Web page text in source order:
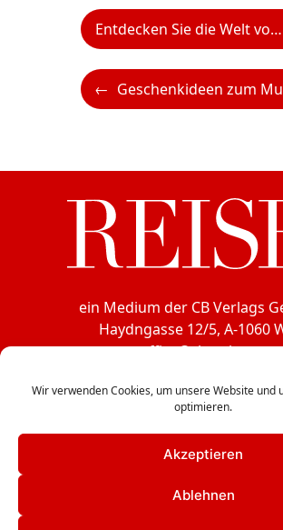
Wir verwenden Cookies, um unsere Website und
optimieren.
Akzeptieren
Ablehnen
Entdecken Sie die Welt vom Wasser aus: Ihr unvergessliches Hausbootabenteuer mit Le Boat!
Geschenkideen zum
ein Medium der CB Verlags
Haydngasse 12/5, A-1060
office@cbverlag.at
Fax +43-1-597 49 85-15
Facebook
LinkedIn